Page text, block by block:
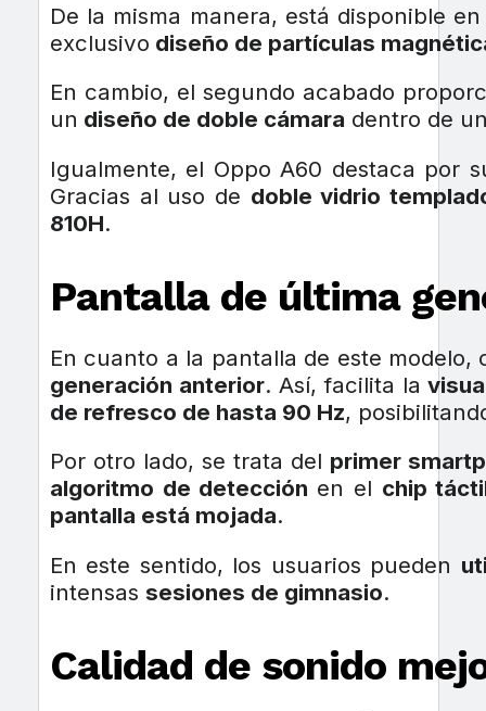
De la misma manera, está disponible
exclusivo diseño de partículas
En cambio, el segundo acabado
un diseño de doble cámara dentro de
Igualmente, el Oppo A60 destaca por
Gracias al uso de doble vidrio
810H.
Pantalla de última
En cuanto a la pantalla de este
generación anterior. Así, facilita la
de refresco de hasta 90 Hz,
Por otro lado, se trata del primer
algoritmo de detección en el chip
pantalla está mojada.
En este sentido, los usuarios pueden
intensas sesiones de gimnasio.
Calidad de sonido